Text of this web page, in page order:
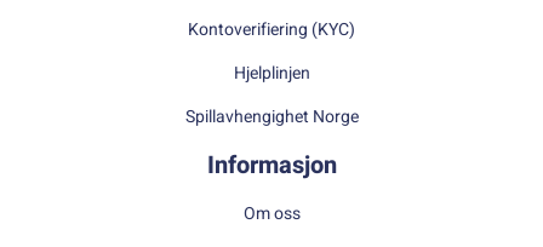
Kontoverifiering (KYC)
Hjelplinjen
Spillavhengighet Norge
Informasjon
Om oss